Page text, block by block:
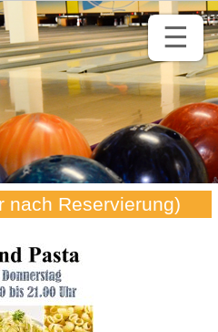
☰
nach Reservierung)